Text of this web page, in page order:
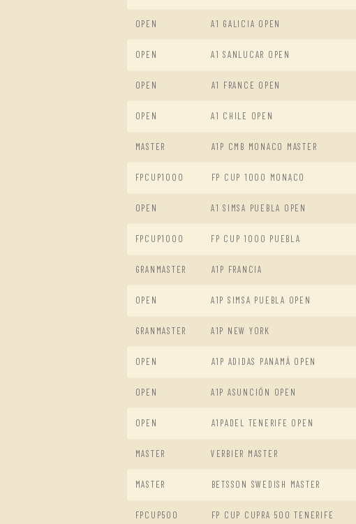
OPEN A1 GALICIA OPEN
OPEN A1 SANLUCAR OPEN
OPEN A1 FRANCE OPEN
OPEN A1 CHILE OPEN
MASTER A1P CMB MONACO MASTER
FPCUP1000 FP CUP 1000 MONACO
OPEN A1 SIMSA PUEBLA OPEN
FPCUP1000 FP CUP 1000 PUEBLA
GRANMASTER A1P FRANCIA
OPEN A1P SIMSA PUEBLA OPEN
GRANMASTER A1P NEW YORK
OPEN A1P ADIDAS PANAMÁ OPEN
OPEN A1P ASUNCIÓN OPEN
OPEN A1PADEL TENERIFE OPEN
MASTER VERBIER MASTER
MASTER BETSSON SWEDISH MASTER
FPCUP500 FP CUP CUPRA 500 TENERIFE